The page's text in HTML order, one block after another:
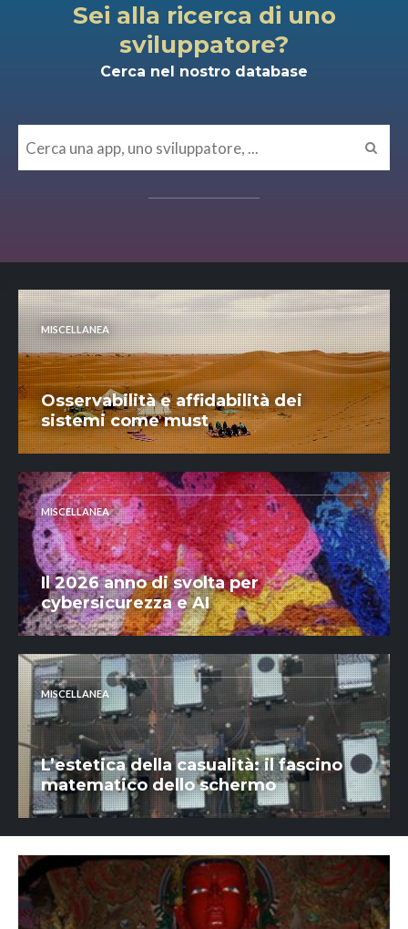
Sei alla ricerca di uno
sviluppatore?
Cerca nel nostro database
MISCELLANEA
Osservabilità e affidabilità dei
sistemi come must
MISCELLANEA
Il 2026 anno di svolta per
cybersicurezza e AI
MISCELLANEA
L’estetica della casualità: il fascino
matematico dello schermo